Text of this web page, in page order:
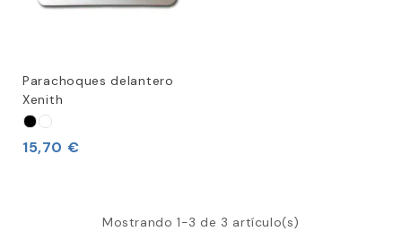
Parachoques delantero
Xenith
15,70 €
Mostrando 1-3 de 3 artículo(s)